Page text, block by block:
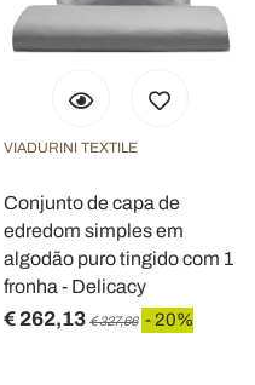
VIADURINI TEXTILE
Conjunto de capa de
edredom simples em
algodão puro tingido com 1
fronha - Delicacy
€ 262,13 € 327,66 - 20%